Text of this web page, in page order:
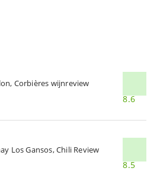
Corbières wijnreview
8.6
Los Gansos, Chili Review
8.5